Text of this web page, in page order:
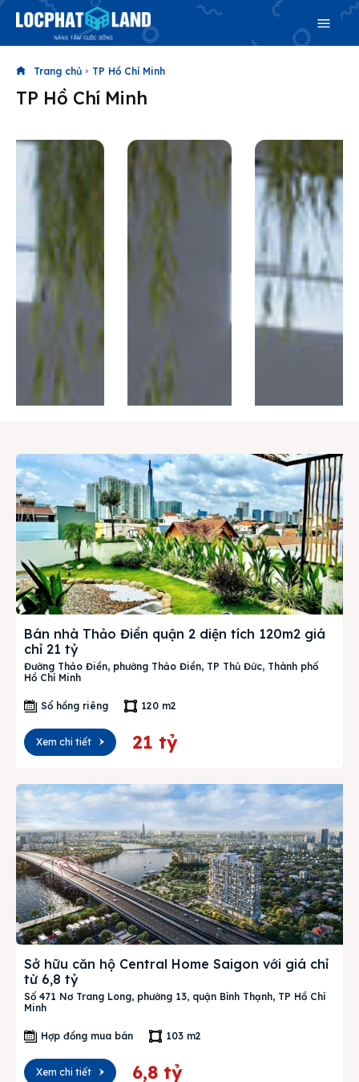
Search
Phiên bản cập nhật V3
& tìm kiếm nhanh chóng hơn
Trang chủ
Dự án
Mua bán
Cho thuê
Thị trường
Search
Trang chủ TP Hồ Chí Minh
TP Hồ Chí Minh
Bán nhà Thảo Điền quận 2 diện tích 120m2 giá
chỉ 21 tỷ
Đường Thảo Điền, phường Thảo Điền, TP Thủ Đức, Thành phố
Hồ Chí Minh
Sổ hồng riêng 120 m2
Xem chi tiết 21 tỷ
Sở hữu căn hộ Central Home Saigon với giá chỉ
từ 6,8 tỷ
Số 471 Nơ Trang Long, phường 13, quận Bình Thạnh, TP Hồ Chí
Minh
Hợp đồng mua bán 103 m2
Xem chi tiết 6,8 tỷ